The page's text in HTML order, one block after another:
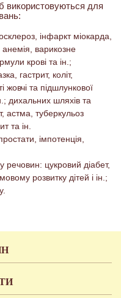
використовуються для
інфаркт міокарда,
анемія, варикозне
крові та ін.;
гастрит, коліт,
жовчі та підшлункової
дихальних шляхів та
астма, туберкульоз
та ін.
імпотенція,
цукровий діабет,
розвитку дітей і ін.;